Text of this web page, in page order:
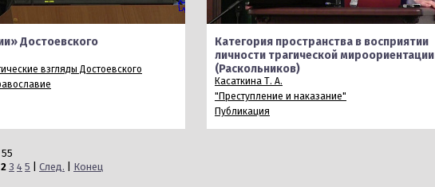
Достоевского
взгляды Достоевского
Категория пространства в восприятии
личности трагической мироориентации
(Раскольников)
Касаткина Т. А.
"Преступление и наказание"
Публикация
2 3 4 5 След. Конец